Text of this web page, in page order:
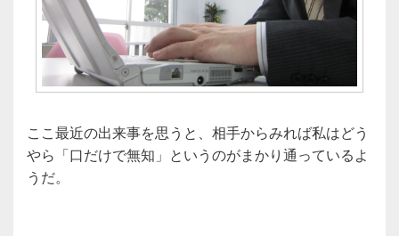
ここ最近の出来事を思うと、相手からみれば私はどう
やら「口だけで無知」というのがまかり通っているよ
うだ。